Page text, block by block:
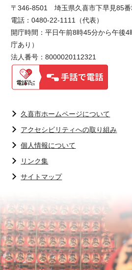
〒346-8501 埼玉県久喜市下早見85番
電話：0480-22-1111（代表）
開庁時間：平日午前8時45分から午後
庁あり）
法人番号：8000020112321
久喜市ホームページについて
アクセシビリティへの取り組み
個人情報について
リンク集
サイトマップ